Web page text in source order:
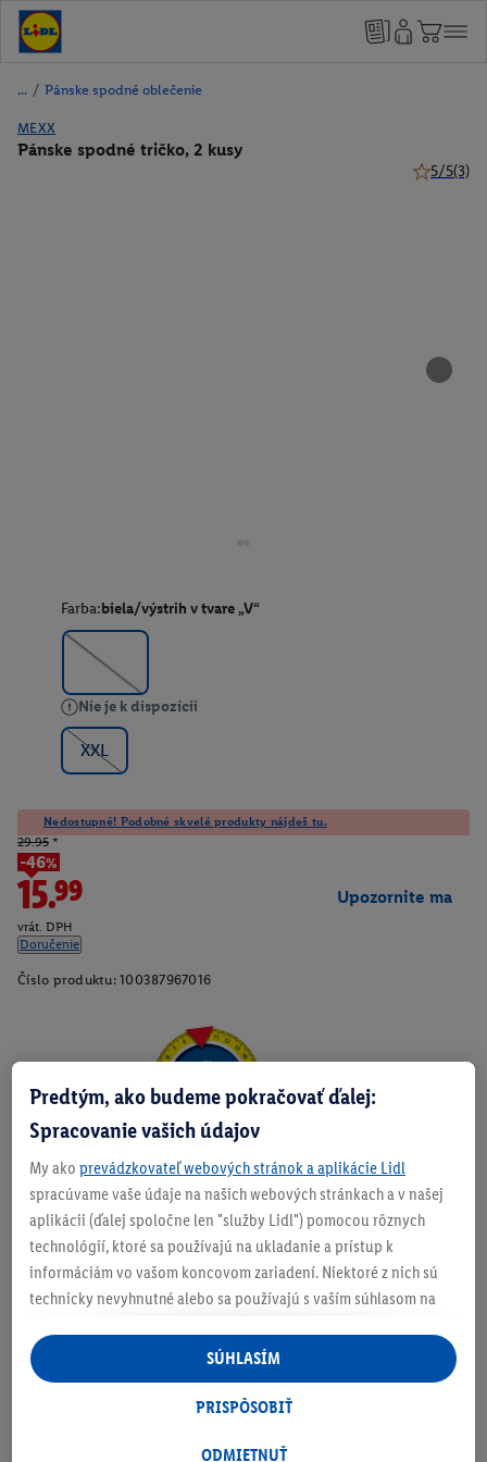
/ Pánske spodné oblečenie
MEXX
Pánske spodné tričko, 2 kusy
5/5(3)
Farba:biela/výstrih v tvare „V“
Nie je k dispozícii
XXL
Nedostupné! Podobné skvelé produkty nájdeš tu.
29.95 *
-46%
15.99
vrát. DPH
Doručenie
Upozornite ma
Číslo produktu: 100387967016
O produkte
Podrobnosti o bezpecnosti produktu
Predtým, ako budeme pokračovať ďalej:
Spracovanie vašich údajov
My ako prevádzkovateľ webových stránok a aplikácie Lidl
spracúvame vaše údaje na našich webových stránkach a v našej
aplikácii (ďalej spoločne len "služby Lidl") pomocou rôznych
technológií, ktoré sa používajú na ukladanie a prístup k
informáciám vo vašom koncovom zariadení. Niektoré z nich sú
technicky nevyhnutné alebo sa používajú s vaším súhlasom na
personalizovanú reklamu v rámci služieb Lidl aj mimo nich. Ak
ste účastníkom programu Lidl Plus, na tieto účely sa spracúvajú
aj údaje z vášho nákupného správania v obchode.
následne si vytvoríte účet Lidl Plus alebo sa prihlásite do svojho
ODMIETNUŤ
PRISPÔSOBIŤ
SÚHLASÍM